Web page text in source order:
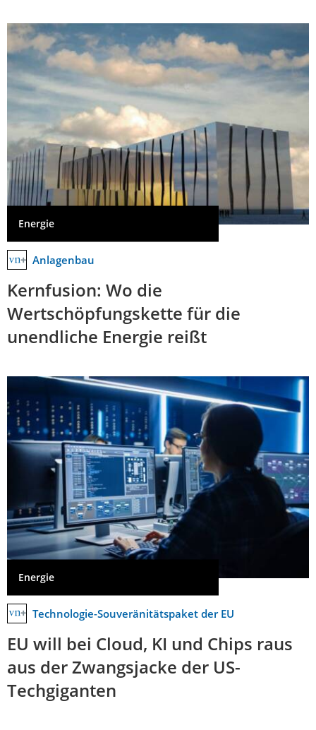
Energie
Anlagenbau
Kernfusion: Wo die
Wertschöpfungskette für die
unendliche Energie reißt
Energie
Technologie-Souveränitätspaket der EU
EU will bei Cloud, KI und Chips raus
aus der Zwangsjacke der US-
Techgiganten